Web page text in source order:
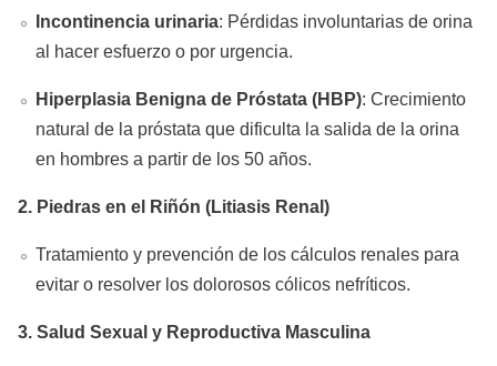
Incontinencia urinaria: Pérdidas involuntarias de orina
al hacer esfuerzo o por urgencia.
Hiperplasia Benigna de Próstata (HBP): Crecimiento
natural de la próstata que dificulta la salida de la orina
en hombres a partir de los 50 años.
2. Piedras en el Riñón (Litiasis Renal)
Tratamiento y prevención de los cálculos renales para
evitar o resolver los dolorosos cólicos nefríticos.
3. Salud Sexual y Reproductiva Masculina